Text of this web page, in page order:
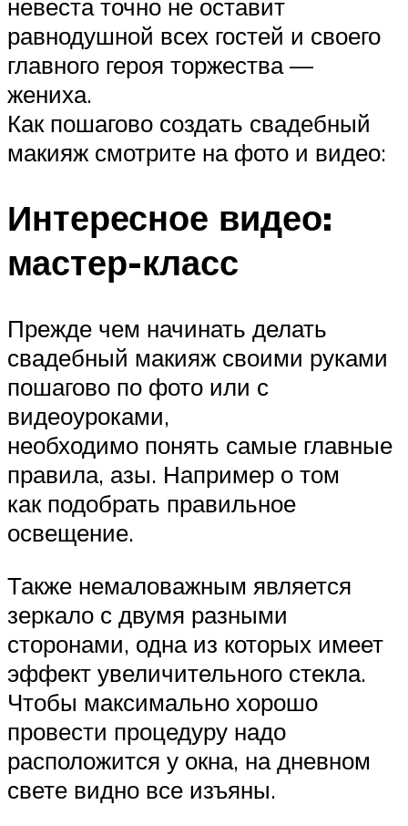
невеста точно не оставит
равнодушной всех гостей и своего
главного героя торжества —
жениха.
Как пошагово создать свадебный
макияж смотрите на фото и видео:
Интересное видео:
мастер-класс
Прежде чем начинать делать
свадебный макияж своими руками
пошагово по фото или с
видеоуроками,
необходимо понять самые главные
правила, азы. Например о том
как подобрать правильное
освещение.
Также немаловажным является
зеркало с двумя разными
сторонами, одна из которых имеет
эффект увеличительного стекла.
Чтобы максимально хорошо
провести процедуру надо
расположится у окна, на дневном
свете видно все изъяны.